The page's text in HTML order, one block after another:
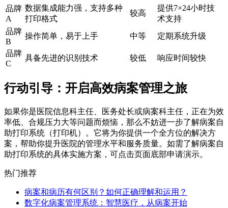
品牌
A
数据集成能力强，支持多种
打印格式
较高
提供7×24小时技
术支持
品牌
B
操作简单，易于上手 中等
定期系统升级
品牌
C
具备先进的识别技术 较低 响应时间较快
行动引导：开启高效病案管理之旅
如果你是医院信息科主任、医务处长或病案科主任，正在为效
率低、合规压力大等问题而烦恼，那么不妨进一步了解病案自
助打印系统（打印机）。它将为你提供一个全方位的解决方
案，帮助你提升医院的管理水平和服务质量。如需了解病案自
助打印系统的具体实施方案，可点击页面底部申请演示。
热门推荐
病案和病历有何区别？如何正确理解和运用？
数字化病案管理系统：智慧医疗，从病案开始